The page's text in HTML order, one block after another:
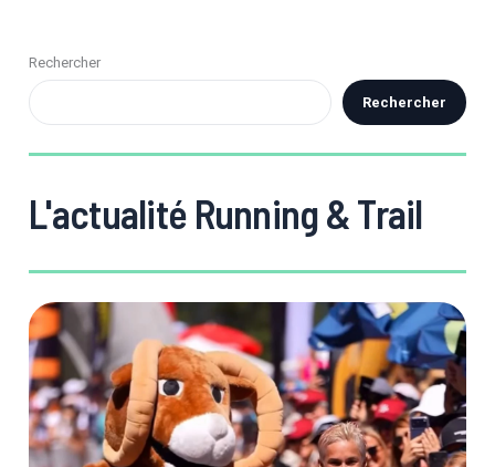
Rechercher
Rechercher
L'actualité Running & Trail